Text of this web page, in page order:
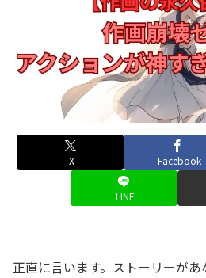
X Facebook
LINE
正直に言います。ストーリーが